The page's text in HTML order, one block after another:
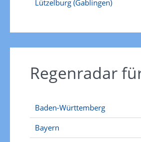
Lützelburg (Gablingen)
Regenradar
Baden-Württemberg
Bayern